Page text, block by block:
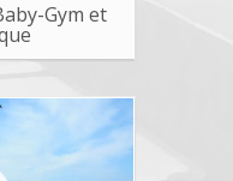
Gym et